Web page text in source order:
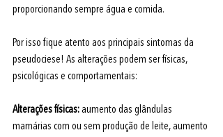
proporcionando sempre água e comida.
Por isso fique atento aos principais sintomas da
pseudociese! As alterações podem ser físicas,
psicológicas e comportamentais:
Alterações físicas: aumento das glândulas
mamárias com ou sem produção de leite, aumento